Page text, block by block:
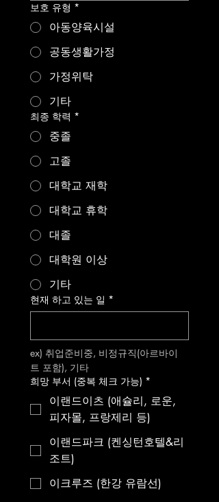
보호 유형 *
아동양육시설
공동생활가정
가정위탁
기타
최종 학력 *
중졸
고졸
대학교 재학
대학교 휴학
대졸
대학원 이상
기타
현재 하고 있는 일 *
ex) 취업준비중, 비정규직(아르바이
트 포함), 기타
희망 부서 (중복 체크 가능) *
이랜드이츠 (애슐리, 로운,
피자몰, 프랑제리 등)
이랜드파크 (켄싱턴호텔&리
조트)
이크루즈 (한강 유람선)